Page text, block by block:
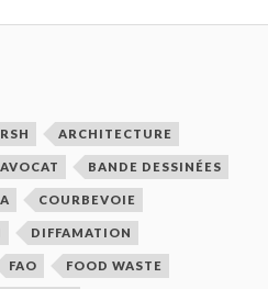
ARCHITECTURE
AVOCAT BANDE DESSINÉES
COURBEVOIE
DIFFAMATION
FAO FOOD WASTE